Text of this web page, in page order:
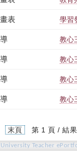
表 學習
教心
教心
教心
教心
末頁 第 1 頁 / 結
University Teacher